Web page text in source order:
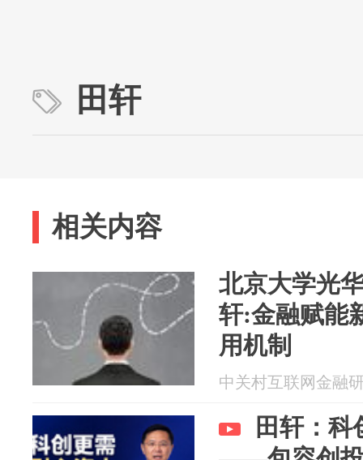
田轩
相关内容
北京大学光
轩:金融赋能
用机制
中关村互联网金融
田轩：科